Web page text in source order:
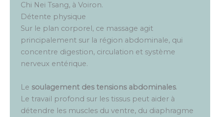
Chi Nei Tsang, à Voiron.
Détente physique
Sur le plan corporel, ce massage agit
principalement sur la région abdominale, qui
concentre digestion, circulation et système
nerveux entérique.
Le soulagement des tensions abdominales.
Le travail profond sur les tissus peut aider à
détendre les muscles du ventre, du diaphragme